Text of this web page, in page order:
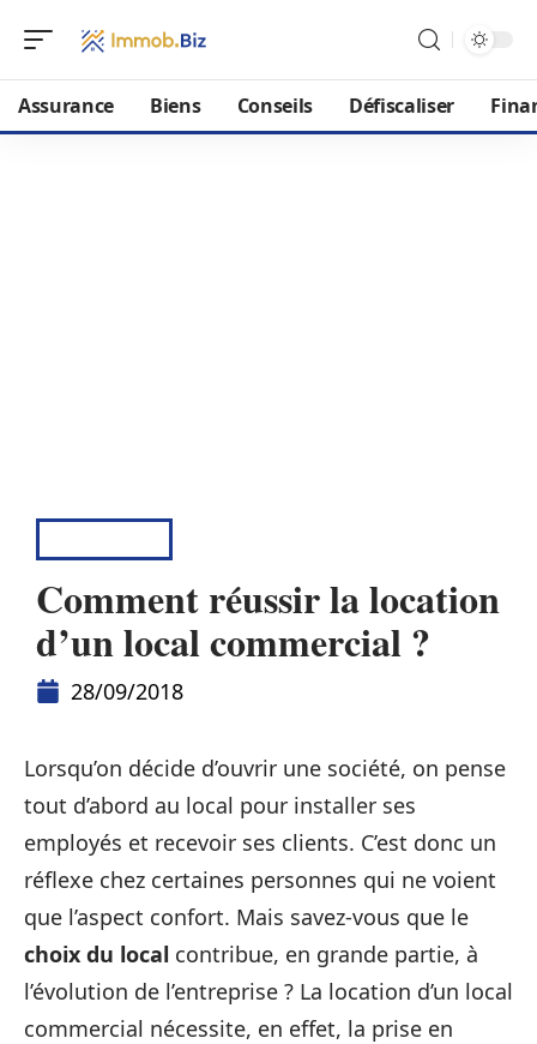
Assurance Biens Conseils Défiscaliser
Comment réussir la location
d’un local commercial ?
28/09/2018
Lorsqu’on décide d’ouvrir une société, on pense
tout d’abord au local pour installer ses
employés et recevoir ses clients. C’est donc un
réflexe chez certaines personnes qui ne voient
que l’aspect confort. Mais savez-vous que le
choix du local contribue, en grande partie, à
l’évolution de l’entreprise ? La location d’un local
commercial nécessite, en effet, la prise en